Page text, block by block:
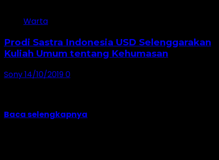
Warta
Prodi Sastra Indonesia USD Selenggarakan
Kuliah Umum tentang Kehumasan
Sony14/10/20190
Baca selengkapnya